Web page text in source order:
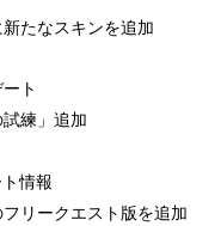
たなスキンを追加
ト
練」追加
情報
フリークエスト版を追加